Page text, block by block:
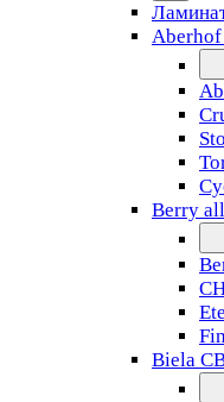
Aberhof
Berry
Biela